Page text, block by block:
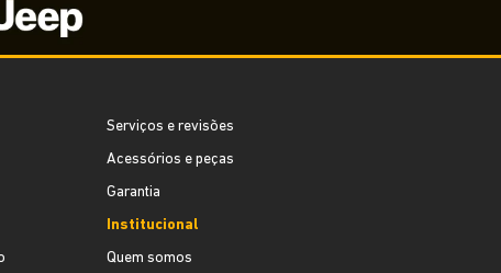
Serviços e revisões
Acessórios e peças
Garantia
Institucional
Quem somos